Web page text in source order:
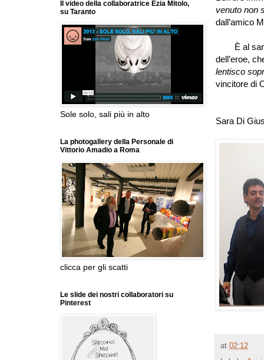
venuto non
dall’amico
È al sardo
dell’eroe,
lentisco
vincitore di
Sara Di
at 02:12
Il video della collaboratrice Ezia Mitolo,
su Taranto
Sole solo, sali più in alto
La photogallery della Personale di
Vittorio Amadio a Roma
clicca per gli scatti
Le slide dei nostri collaboratori su
Pinterest